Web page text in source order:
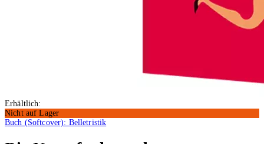
Erhältlich:
Nicht auf Lager
Buch (Softcover): Belletristik